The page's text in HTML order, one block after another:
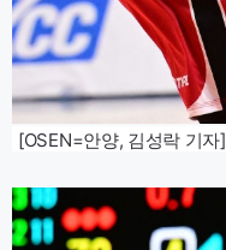
[OSEN=안양, 김성락 기자]